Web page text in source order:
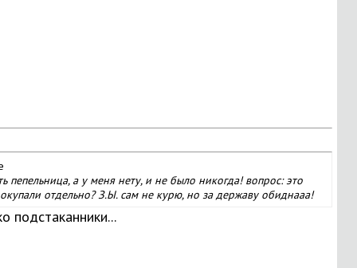
пепельница, а у меня нету, и не было никогда! вопрос: это
отдельно? З.Ы. сам не курю, но за державу обиднааа!
подстаканники...